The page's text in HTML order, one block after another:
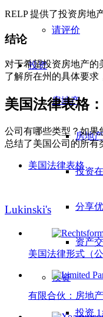
请评价
投资
房地产
房地
投资
分享
资产
投资
投资
RELP 提供了投资房地
结论
对于希望投资房地产
了解所在州的具体要求
美国法律表格
公司有哪些类型？如果
总结了美国公司的所有
美国法律表格
Lukinski's
美国法律形式（
有限合伙：房地